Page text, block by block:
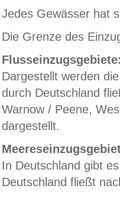
Jedes Gewässer hat
Die Grenze des
Dargestellt werden
durch Deutschland
Warnow / Peene,
dargestellt.
In Deutschland gibt
Deutschland fließt